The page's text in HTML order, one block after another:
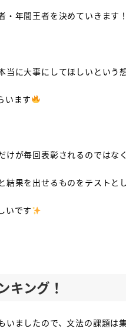
・年間王者を決めていきます
当に大事にしてほしいという
います
けが毎回表彰されるのではなく
結果を出せるものをテストと
いです
キング！
いましたので、文法の課題は